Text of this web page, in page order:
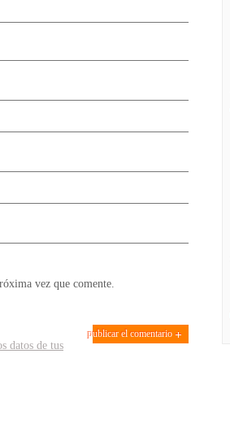
vez que comente.
datos de tus